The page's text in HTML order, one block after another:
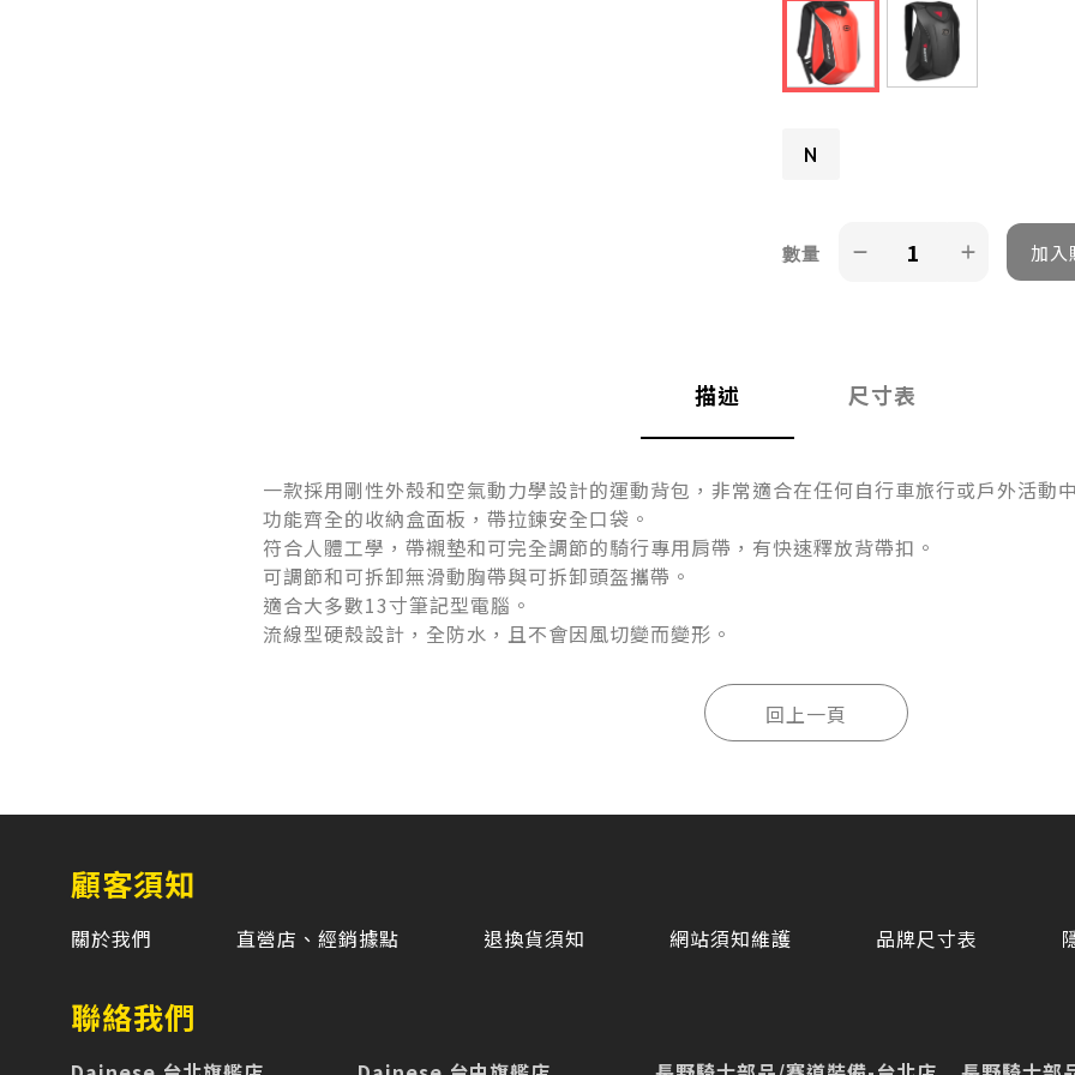
N
數量
描述 尺寸表
一款採用剛性外殼和空氣動力學設計的運動背包，非常適合在任何自行車旅行或戶外活動
功能齊全的收納盒面板，帶拉鍊安全口袋。
符合人體工學，帶襯墊和可完全調節的騎行專用肩帶，有快速釋放背帶扣。
可調節和可拆卸無滑動胸帶與可拆卸頭盔攜帶。
適合大多數13寸筆記型電腦。
流線型硬殼設計，全防水，且不會因風切變而變形。
顧客須知
關於我們 直營店、經銷據點 退換貨須知 網站須知維護 品牌尺寸表
聯絡我們